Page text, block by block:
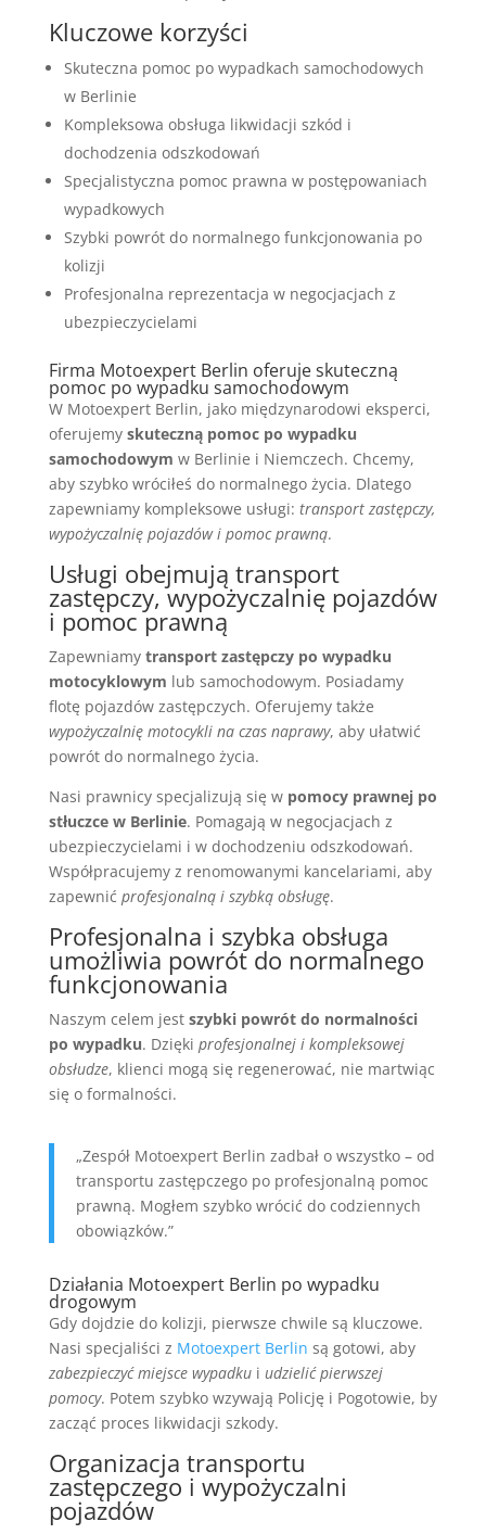
Kluczowe korzyści
Skuteczna pomoc po wypadkach samochodowych
w Berlinie
Kompleksowa obsługa likwidacji szkód i
dochodzenia odszkodowań
Specjalistyczna pomoc prawna w postępowaniach
wypadkowych
Szybki powrót do normalnego funkcjonowania po
kolizji
Profesjonalna reprezentacja w negocjacjach z
ubezpieczycielami
Firma Motoexpert Berlin oferuje skuteczną
pomoc po wypadku samochodowym
W Motoexpert Berlin, jako międzynarodowi eksperci,
oferujemy skuteczną pomoc po wypadku
samochodowym w Berlinie i Niemczech. Chcemy,
aby szybko wróciłeś do normalnego życia. Dlatego
zapewniamy kompleksowe usługi: transport zastępczy,
wypożyczalnię pojazdów i pomoc prawną.
Usługi obejmują transport
zastępczy, wypożyczalnię pojazdów
i pomoc prawną
Zapewniamy transport zastępczy po wypadku
motocyklowym lub samochodowym. Posiadamy
flotę pojazdów zastępczych. Oferujemy także
wypożyczalnię motocykli na czas naprawy, aby ułatwić
powrót do normalnego życia.
Nasi prawnicy specjalizują się w pomocy prawnej po
stłuczce w Berlinie. Pomagają w negocjacjach z
ubezpieczycielami i w dochodzeniu odszkodowań.
Współpracujemy z renomowanymi kancelariami, aby
zapewnić profesjonalną i szybką obsługę.
Profesjonalna i szybka obsługa
umożliwia powrót do normalnego
funkcjonowania
Naszym celem jest szybki powrót do normalności
po wypadku. Dzięki profesjonalnej i kompleksowej
obsłudze, klienci mogą się regenerować, nie martwiąc
się o formalności.
„Zespół Motoexpert Berlin zadbał o wszystko – od
transportu zastępczego po profesjonalną pomoc
prawną. Mogłem szybko wrócić do codziennych
obowiązków.”
Działania Motoexpert Berlin po wypadku
drogowym
Gdy dojdzie do kolizji, pierwsze chwile są kluczowe.
Nasi specjaliści z Motoexpert Berlin są gotowi, aby
zabezpieczyć miejsce wypadkui udzielić pierwszej
pomocy. Potem szybko wzywają Policję i Pogotowie, by
zacząć proces likwidacji szkody.
Organizacja transportu
zastępczego i wypożyczalni
pojazdów